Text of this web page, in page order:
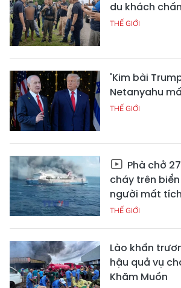
du khách
THẾ GIỚI
'Kim bài
Netanyahu
THẾ GIỚI
Phà chở
cháy trên
người mất tích
THẾ GIỚI
Lào khẩn
hậu quả vụ
Khăm Muồn